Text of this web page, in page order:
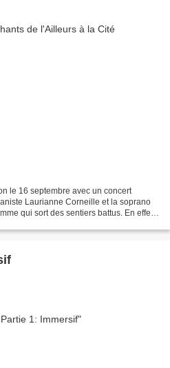
le 16 septembre avec un concert
Laurianne Corneille et la soprano
qui sort des sentiers battus. En effet,